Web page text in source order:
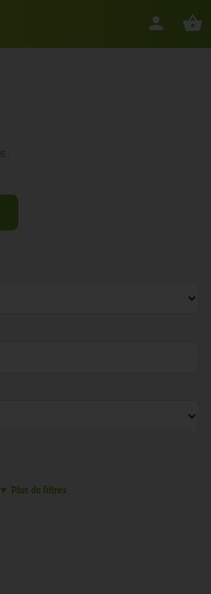
▼ Plus de filtres